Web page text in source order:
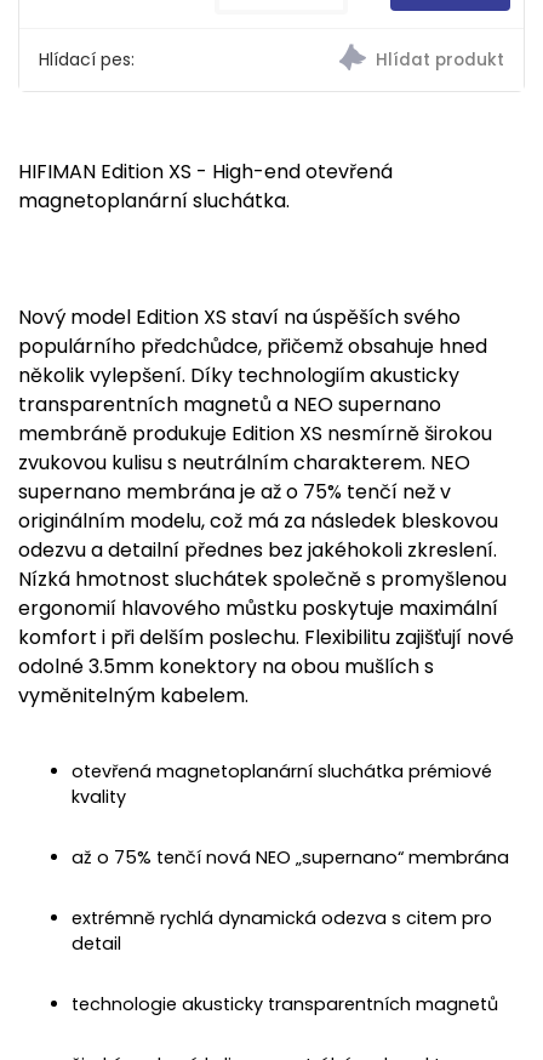
Hlídací pes:
HIFIMAN Edition XS - High-end otevřená
magnetoplanární sluchátka.
Nový model Edition XS staví na úspěších svého
populárního předchůdce, přičemž obsahuje hned
několik vylepšení. Díky technologiím akusticky
transparentních magnetů a NEO supernano
membráně produkuje Edition XS nesmírně širokou
zvukovou kulisu s neutrálním charakterem. NEO
supernano membrána je až o 75% tenčí než v
originálním modelu, což má za následek bleskovou
odezvu a detailní přednes bez jakéhokoli zkreslení.
Nízká hmotnost sluchátek společně s promyšlenou
ergonomií hlavového můstku poskytuje maximální
komfort i při delším poslechu. Flexibilitu zajišťují nové
odolné 3.5mm konektory na obou mušlích s
vyměnitelným kabelem.
otevřená magnetoplanární sluchátka prémiové
kvality
až o 75% tenčí nová NEO „supernano“ membrána
extrémně rychlá dynamická odezva s citem pro
detail
technologie akusticky transparentních magnetů